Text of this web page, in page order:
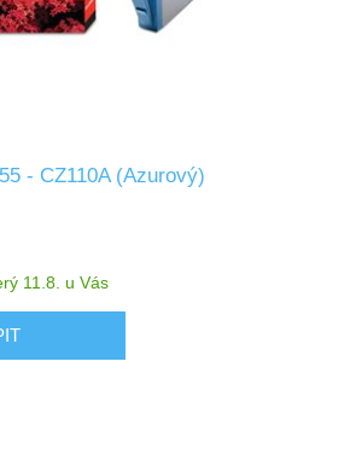
- CZ110A (Azurový)
11.8. u Vás